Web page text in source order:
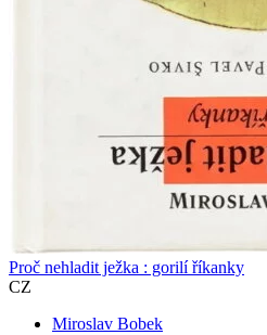
Proč nehladit ježka : gorilí říkanky
CZ
Miroslav Bobek